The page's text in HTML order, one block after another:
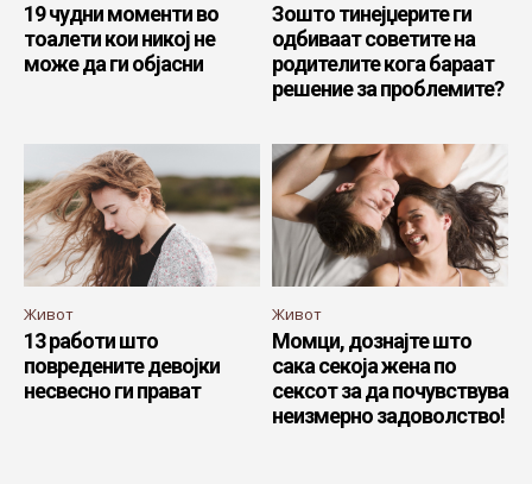
19 чудни моменти во
тоалети кои никој не
може да ги објасни
Зошто тинејџерите ги
одбиваат советите на
родителите кога бараат
решение за проблемите?
Живот
13 работи што
повредените девојки
несвесно ги прават
Живот
Момци, дознајте што
сака секоја жена по
сексот за да почувствува
неизмерно задоволство!